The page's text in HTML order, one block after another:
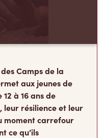
Camps de la
aux jeunes de
à 16 ans de
résilience et leur
moment carrefour
ce qu’ils